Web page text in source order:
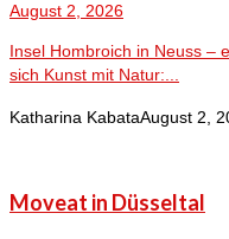
August 2, 2026
Insel Hombroich in Neuss –
sich Kunst mit Natur:...
Katharina KabataAugust 2,
Moveat in Düsseltal